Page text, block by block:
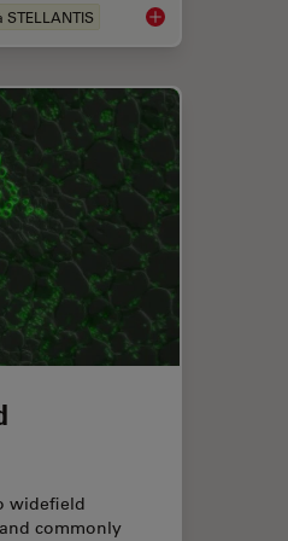
STELLANTIS Cell Biology Image
widefield
commonly